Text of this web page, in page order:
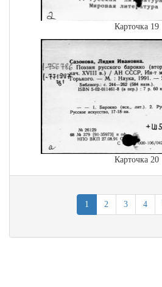
Карточка 19
Карточка 20
1 2 3 4